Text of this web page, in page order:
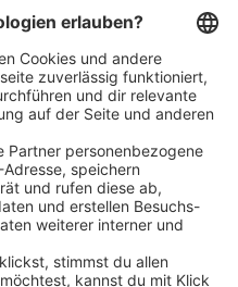
Oliver Bartmann